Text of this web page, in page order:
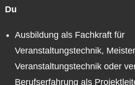
Du
Ausbildung als Fachkraft für
Veranstaltungstechnik,
Veranstaltungstechnik oder
Berufserfahrung als